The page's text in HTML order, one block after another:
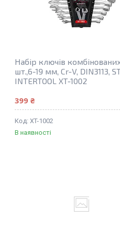
Набір ключів
шт.,6-19 мм, Сr-V, DIN3113,
INTERTOOL XT-1002
399 ₴
XT-1002
В наявності